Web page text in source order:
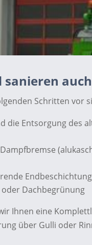
Schritten vor
die Entsorgung des
Dachbegrünung
Ihnen eine
über Gulli oder